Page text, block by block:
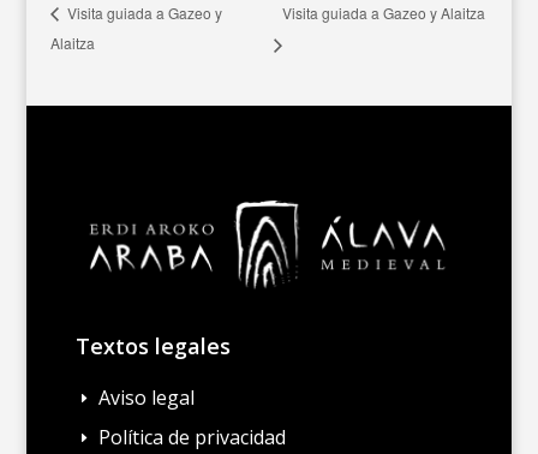
Visita guiada a Gazeo y
Alaitza
Visita guiada a Gazeo y Alaitza
Textos legales
E Aviso legal
E Política de privacidad